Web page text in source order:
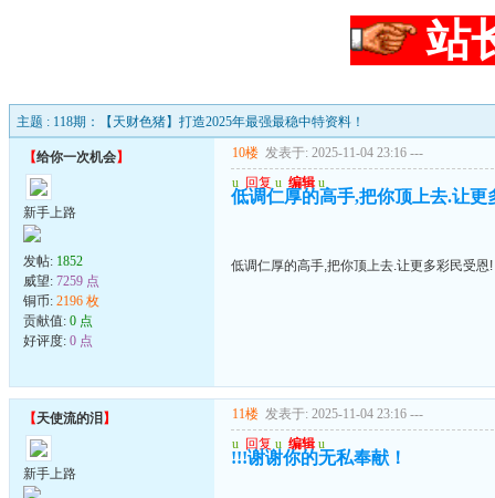
站
主题 : 118期：【天财色猪】打造2025年最强最稳中特资料！
【给你一次机会】
新手上路
发帖: 1852
威望: 7259 点
铜币: 2196 枚
贡献值: 0 点
好评度: 0 点
10楼 发表于: 2025-11-04 23:16 ---
u 回复 u 编辑 u
低调仁厚的高手,把你顶上去.让更
低调仁厚的高手,把你顶上去.让更多彩民受恩!
【天使流的泪 】
新手上路
11楼 发表于: 2025-11-04 23:16 ---
u 回复 u 编辑 u
!!!谢谢你的无私奉献！